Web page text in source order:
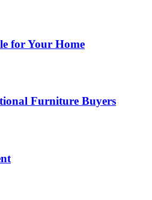
for Your Home
Furniture Buyers